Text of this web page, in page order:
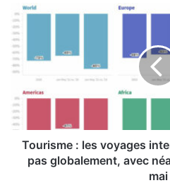
Tourisme
les
voyages
internationaux
marquent
le
pas
globalement,
avec
néanmoins
Tourisme : les voyages
pas globalement, avec
mai